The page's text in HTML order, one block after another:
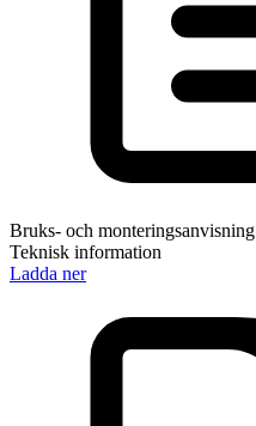
Bruks- och monteringsanvisning
Teknisk information
Ladda ner